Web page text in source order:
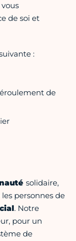
de soi et
:
de
solidaire,
les personnes de
. Notre
pour un
de